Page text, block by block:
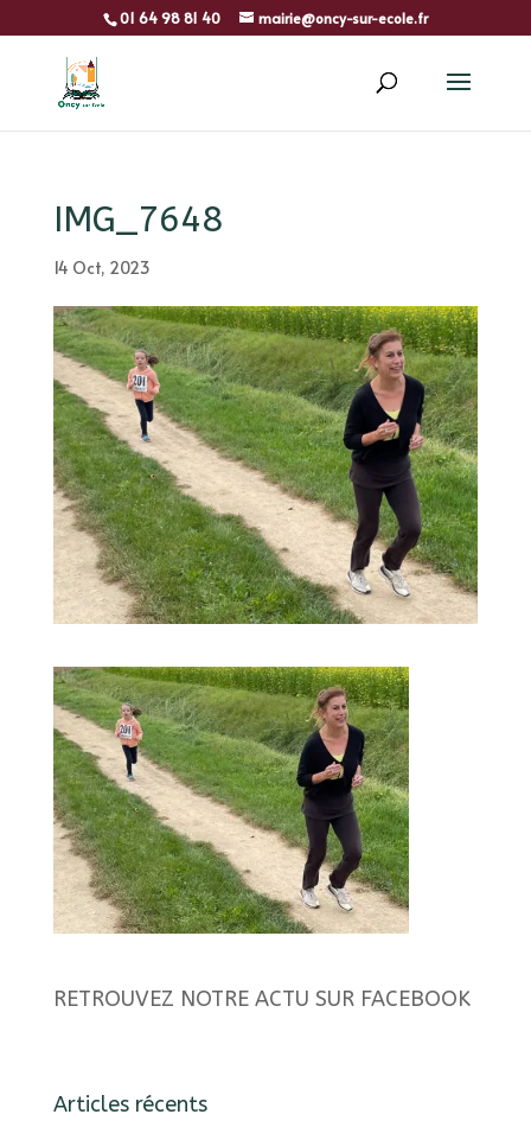
01 64 98 81 40 mairie@oncy-sur-ecole.fr
IMG_7648
14 Oct, 2023
RETROUVEZ NOTRE ACTU SUR FACEBOOK
Articles récents